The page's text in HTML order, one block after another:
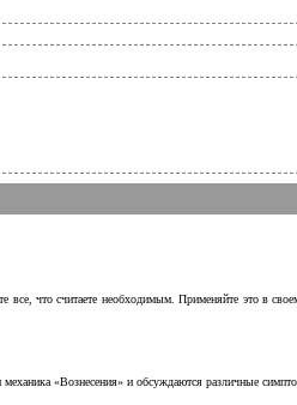
что считаете необходимым. Применяйте это в
«Вознесения» и обсуждаются различные